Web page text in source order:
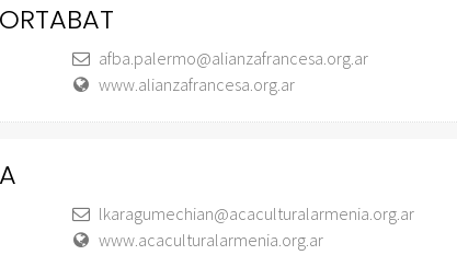
afba.palermo@alianzafrancesa.org.ar
www.alianzafrancesa.org.ar
lkaragumechian@acaculturalarmenia.org.ar
www.acaculturalarmenia.org.ar